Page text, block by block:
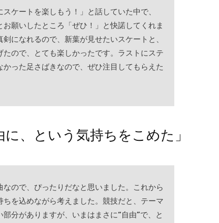
ケートを楽しもう！」と話していた中で、
お願いしたところ「ぜひ！」と快諾してくれま
になれるので、新葉が見せたいスケートと、
ので、とても楽しかったです。ラストにステ
った足さばきなので、ぜひ注目してもらえた
、という気持ちをこめた」
なので、ぴったりだなと思いました。これから
を込めながら考えました。競技だと、テーマ
分がありますが、いまはまさに“自由”で、と